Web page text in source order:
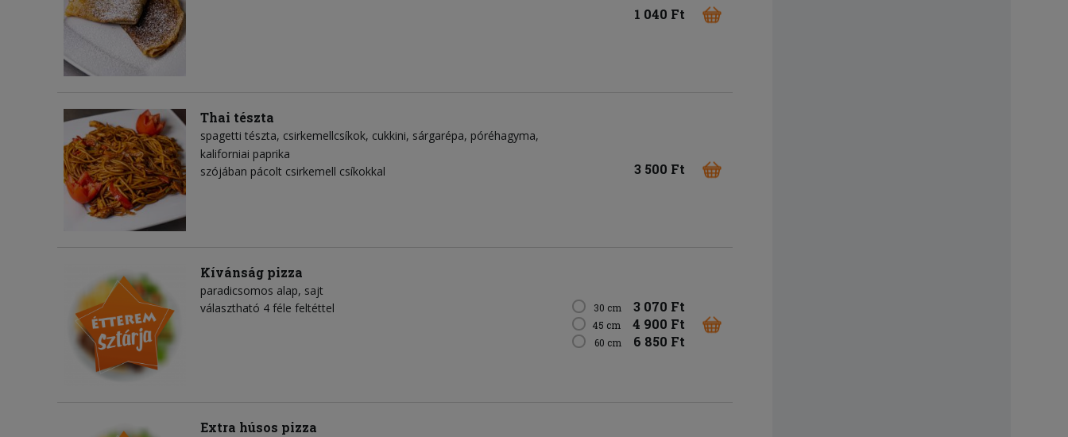
1 040 Ft
Thai tészta
spagetti tészta csirkemellcsíkok cukkini sárgarépa póréhagyma
kaliforniai paprika
szójában pácolt csirkemell csíkokkal
3 500 Ft
Kívánság pizza
paradicsomos alap sajt
választható 4 féle feltéttel
30 cm 3 070 Ft
45 cm 4 900 Ft
60 cm 6 850 Ft
Extra húsos pizza